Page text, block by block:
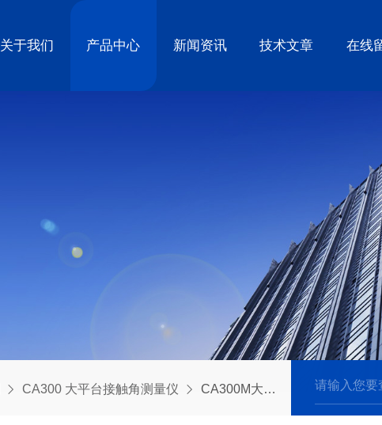
关于我们 产品中心 新闻资讯 技术文章 在线
CA300 大平台接触角测量仪 CA300M大平台水滴角测量仪 液晶玻璃亲疏水性测试